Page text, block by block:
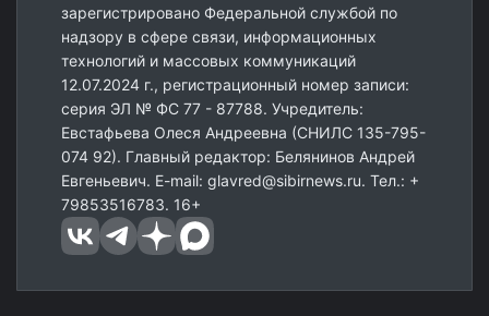
зарегистрировано Федеральной службой по
надзору в сфере связи, информационных
технологий и массовых коммуникаций
12.07.2024 г., регистрационный номер записи:
серия ЭЛ № ФС 77 - 87788. Учредитель:
Евстафьева Олеся Андреевна (СНИЛС 135-795-
074 92). Главный редактор: Белянинов Андрей
Евгеньевич. E-mail: glavred@sibirnews.ru. Тел.: +
79853516783. 16+